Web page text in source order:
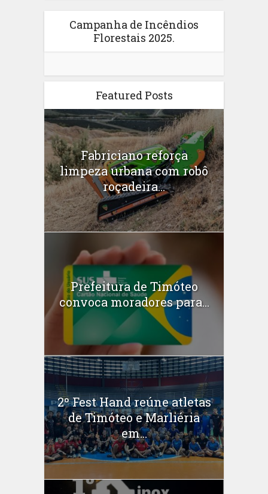
Campanha de Incêndios
Florestais 2025.
Featured Posts
Fabriciano reforça
limpeza urbana com robô
roçadeira...
Prefeitura de Timóteo
convoca moradores para...
2º Fest Hand reúne atletas
de Timóteo e Marliéria
em...